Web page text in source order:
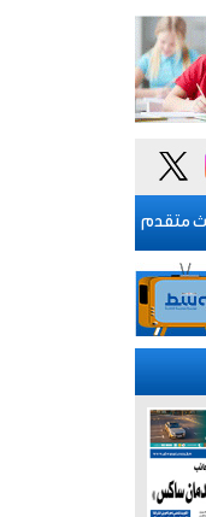
متقدممرونة